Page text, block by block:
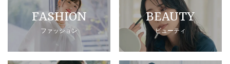
FASHION
ファッション
BEAUTY
ビューティ